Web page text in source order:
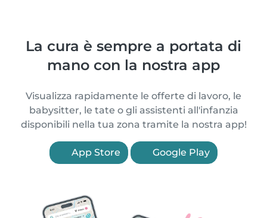
La cura è sempre a portata di
mano con la nostra app
Visualizza rapidamente le offerte di lavoro, le
babysitter, le tate o gli assistenti all'infanzia
disponibili nella tua zona tramite la nostra app!
App Store Google Play